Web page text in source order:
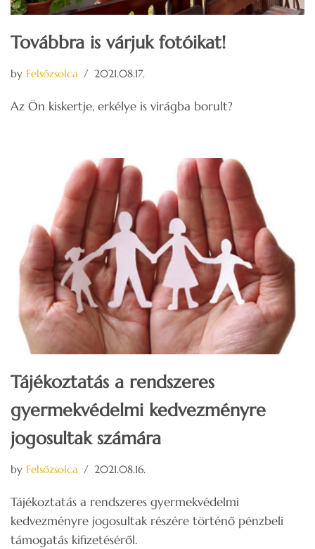
Továbbra is várjuk fotóikat!
by Felsőzsolca 2021.08.17.
Az Ön kiskertje, erkélye is virágba borult?
Tájékoztatás a rendszeres
gyermekvédelmi kedvezményre
jogosultak számára
by Felsőzsolca 2021.08.16.
Tájékoztatás a rendszeres gyermekvédelmi
kedvezményre jogosultak részére történő pénzbeli
támogatás kifizetéséről.